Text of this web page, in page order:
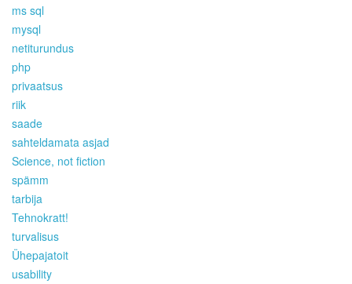
ms sql
mysql
netiturundus
php
privaatsus
riik
saade
sahteldamata asjad
Science, not fiction
spämm
tarbija
Tehnokratt!
turvalisus
Ühepajatoit
usability